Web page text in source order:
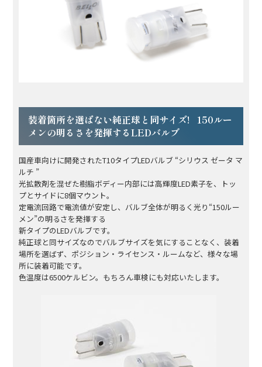
装着箇所を選ばない純正球と同サイズ! 150ルー
メンの明るさを発揮するLEDバルブ
国産車向けに開発されたT10タイプLEDバルブ “シリウス ゼータ マ
ルチ ”
光拡散剤を混ぜた樹脂ボディー内部には高輝度LED素子を、トッ
プとサイドに8個マウント。
定電流回路で電流値が安定し、バルブ全体が明るく光り“150ルー
メン”の明るさを発揮する
新タイプのLEDバルブです。
純正球と同サイズなのでバルブサイズを気にすることなく、装着
場所を選ばず、ポジション・ライセンス・ルームなど、様々な場
所に装着可能です。
色温度は6500ケルビン。もちろん車検にも対応いたします。